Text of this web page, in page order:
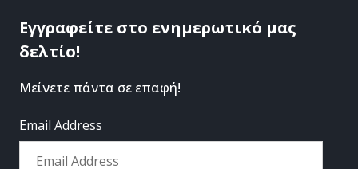
Εγγραφείτε στο ενημερωτικό μας
δελτίο!
Μείνετε πάντα σε επαφή!
Email Address